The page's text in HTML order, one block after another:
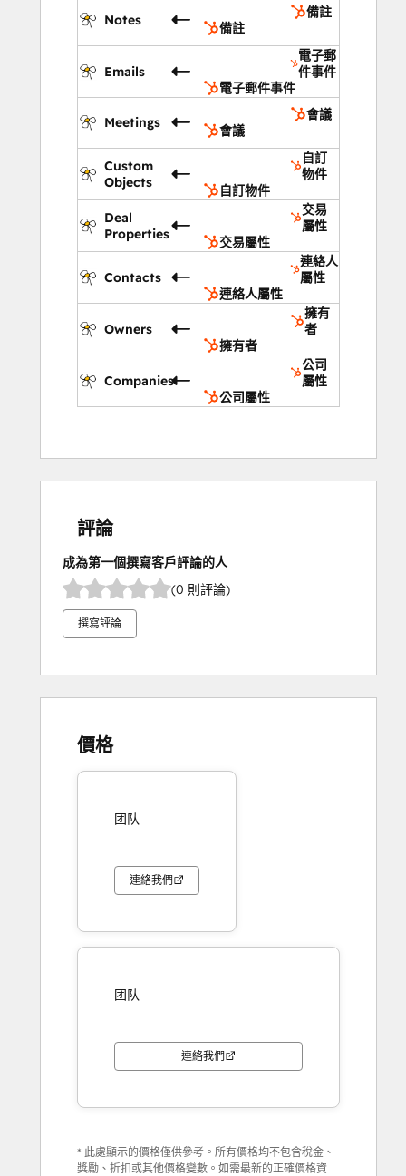
Notes
備註
備註
Emails
電子郵
件事件
電子郵件事件
Meetings
會議
會議
Custom
Objects
自訂
物件
自訂物件
Deal
Properties
交易
屬性
交易屬性
Contacts
連絡人
屬性
連絡人屬性
Owners
擁有
者
擁有者
Companies
公司
屬性
公司屬性
評論
成為第一個撰寫客戶評論的人
(0 則評論)
撰寫評論
價格
团队
連絡我們
团队
連絡我們
* 此處顯示的價格僅供參考。所有價格均不包含稅金、
獎勵、折扣或其他價格變數。如需最新的正確價格資